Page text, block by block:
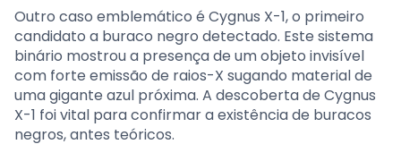
Outro caso emblemático é Cygnus X-1, o primeiro
candidato a buraco negro detectado. Este sistema
binário mostrou a presença de um objeto invisível
com forte emissão de raios-X sugando material de
uma gigante azul próxima. A descoberta de Cygnus
X-1 foi vital para confirmar a existência de buracos
negros, antes teóricos.